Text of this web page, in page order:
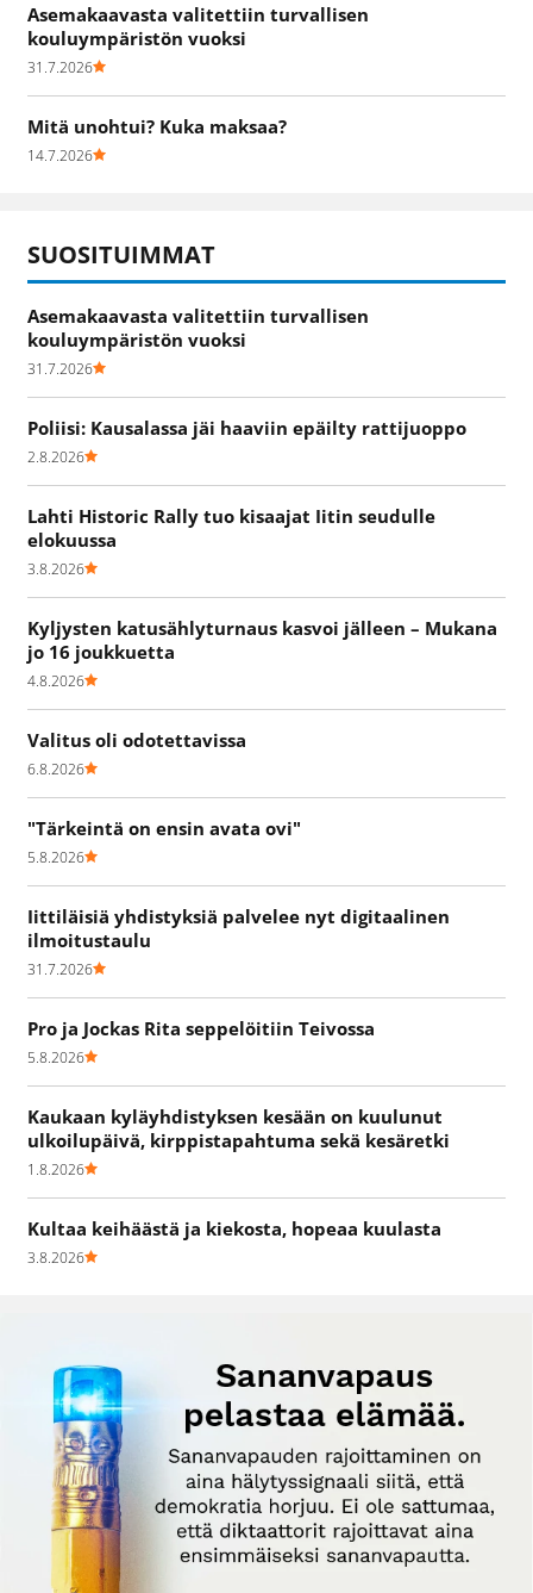
Asemakaavasta valitettiin turvallisen
kouluympäristön vuoksi
31.7.2026
Mitä unohtui? Kuka maksaa?
14.7.2026
SUOSITUIMMAT
Asemakaavasta valitettiin turvallisen
kouluympäristön vuoksi
31.7.2026
Poliisi: Kausalassa jäi haaviin epäilty rattijuoppo
2.8.2026
Lahti Historic Rally tuo kisaajat Iitin seudulle
elokuussa
3.8.2026
Kyljysten katusählyturnaus kasvoi jälleen – Mukana
jo 16 joukkuetta
4.8.2026
Valitus oli odotettavissa
6.8.2026
"Tärkeintä on ensin avata ovi"
5.8.2026
Iittiläisiä yhdistyksiä palvelee nyt digitaalinen
ilmoitustaulu
31.7.2026
Pro ja Jockas Rita seppelöitiin Teivossa
5.8.2026
Kaukaan kyläyhdistyksen kesään on kuulunut
ulkoilupäivä, kirppistapahtuma sekä kesäretki
1.8.2026
Kultaa keihäästä ja kiekosta, hopeaa kuulasta
3.8.2026